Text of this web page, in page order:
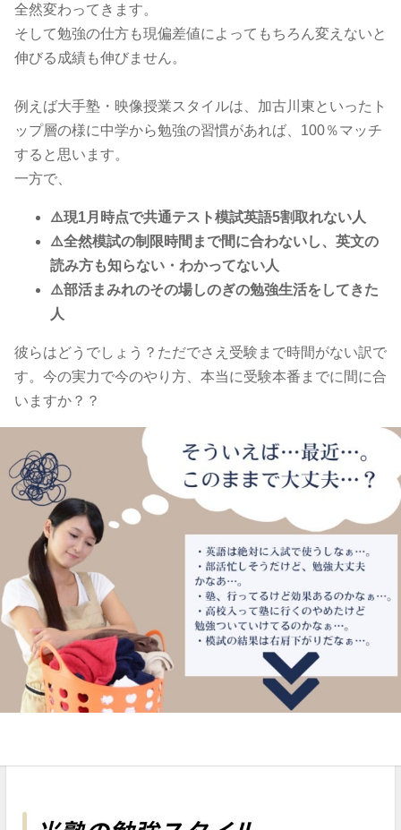
全然変わってきます。
そして勉強の仕方も現偏差値によってもちろん変えないと
伸びる成績も伸びません。
例えば大手塾・映像授業スタイルは、加古川東といったト
ップ層の様に中学から勉強の習慣があれば、100％マッチ
すると思います。
一方で、
⚠️現1月時点で共通テスト模試英語5割取れない人
⚠️全然模試の制限時間まで間に合わないし、英文の
読み方も知らない・わかってない人
⚠️部活まみれのその場しのぎの勉強生活をしてきた
人
彼らはどうでしょう？ただでさえ受験まで時間がない訳で
す。今の実力で今のやり方、本当に受験本番までに間に合
いますか？？